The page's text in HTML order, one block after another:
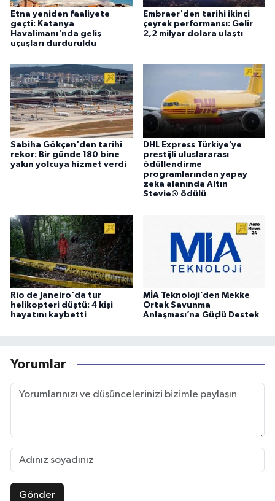
Etna yeniden faaliyete
geçti: Katanya
Havalimanı'nda geliş
uçuşları durduruldu
Embraer'den tarihi ikinci
çeyrek performansı: Gelir
2,2 milyar dolara ulaştı
Sabiha Gökçen'den tarihi
rekor: Bir günde 180 bine
yakın yolcuya hizmet verdi
DHL Express Türkiye’ye
prestijli uluslararası
ödüllendirme
programlarından yapay
zeka alanında Altın
Stevie® ödülü
Rio de Janeiro'da tur
helikopteri düştü: 4 kişi
hayatını kaybetti
MİA Teknoloji’den Mekke
Ortak Savunma
Anlaşması’na Güçlü Destek
Yorumlar
Gönder